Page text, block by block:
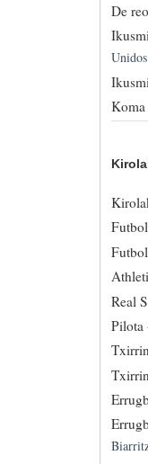
De
Unidos
Koma
Real
Pilota